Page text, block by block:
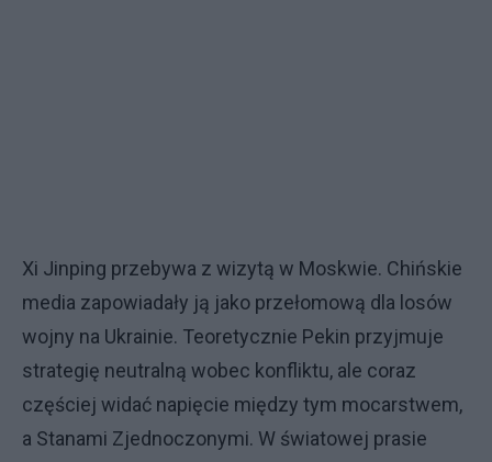
Xi Jinping przebywa z wizytą w Moskwie. Chińskie
media zapowiadały ją jako przełomową dla losów
wojny na Ukrainie. Teoretycznie Pekin przyjmuje
strategię neutralną wobec konfliktu, ale coraz
częściej widać napięcie między tym mocarstwem,
a Stanami Zjednoczonymi. W światowej prasie